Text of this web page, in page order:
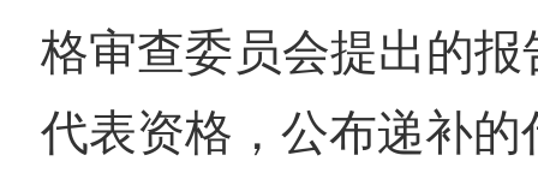
格审查委员会提出的
代表资格，公布递补的